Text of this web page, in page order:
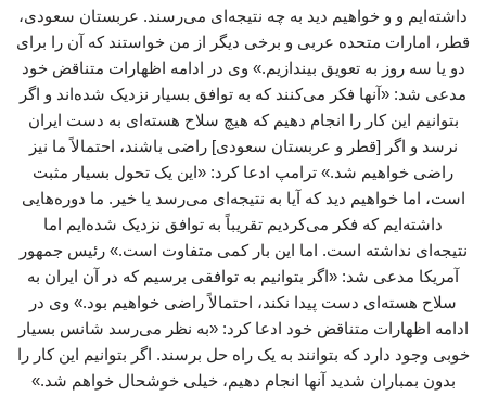
داشته‌ایم و و خواهیم دید به چه نتیجه‌ای می‌رسند. عربستان سعودی،
قطر، امارات متحده عربی و برخی دیگر از من خواستند که آن را برای
دو یا سه روز به تعویق بیندازیم.» وی در ادامه اظهارات متناقض خود
مدعی شد: «آنها فکر می‌کنند که به توافق بسیار نزدیک شده‌اند و اگر
بتوانیم این کار را انجام دهیم که هیچ سلاح هسته‌ای به دست ایران
نرسد و اگر [قطر و عربستان سعودی] راضی باشند، احتمالاً ما نیز
راضی خواهیم شد.» ترامپ ادعا کرد: «این یک تحول بسیار مثبت
است، اما خواهیم دید که آیا به نتیجه‌ای می‌رسد یا خیر. ما دوره‌هایی
داشته‌ایم که فکر می‌کردیم تقریباً به توافق نزدیک شده‌ایم اما
نتیجه‌ای نداشته است. اما این بار کمی متفاوت است.» رئیس جمهور
آمریکا مدعی شد: «اگر بتوانیم به توافقی برسیم که در آن ایران به
سلاح هسته‌ای دست پیدا نکند، احتمالاً راضی خواهیم بود.» وی در
ادامه اظهارات متناقض خود ادعا کرد: «به نظر می‌رسد شانس بسیار
خوبی وجود دارد که بتوانند به یک راه‌ حل برسند. اگر بتوانیم این کار را
بدون بمباران شدید آنها انجام دهیم، خیلی خوشحال خواهم شد.»